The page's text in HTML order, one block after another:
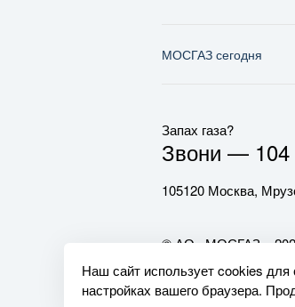
МОСГАЗ сегодня
Запах газа?
Звони — 104
105120 Москва,
© АО «МОСГАЗ»,
обязательна.
Наш сайт использует cookies для
настройках вашего браузера.